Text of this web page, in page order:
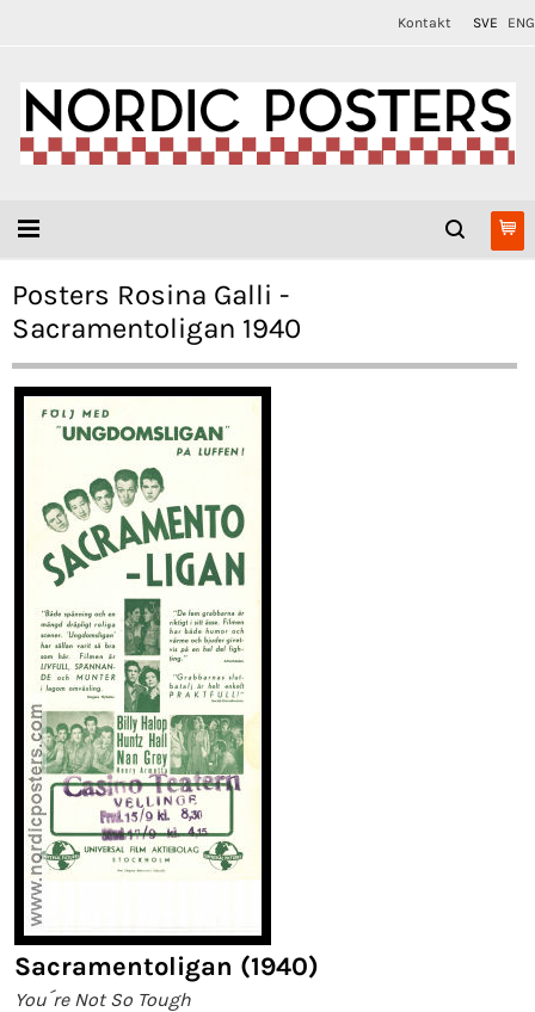
Kontakt SVE ENG
Posters Rosina Galli -
Sacramentoligan 1940
Sacramentoligan (1940)
You´re Not So Tough